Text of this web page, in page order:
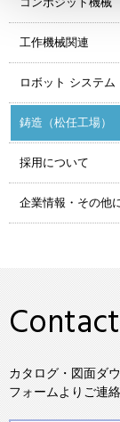
工作機械関連
ロボット システ
鋳造（松任工場）
採用について
企業情報・その他
カタログ・図面ダ
フォームよりご連